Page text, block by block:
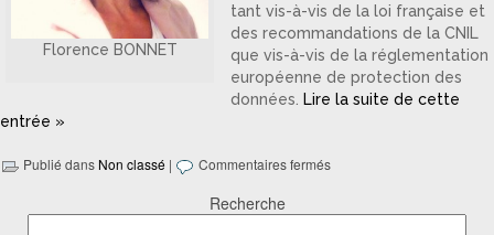
Florence BONNET
tant vis-à-vis de la loi française et
des recommandations de la CNIL
que vis-à-vis de la réglementation
européenne de protection des
données.
Lire la suite de cette
entrée »
Publié dans Non classé | Commentaires fermés
Recherche